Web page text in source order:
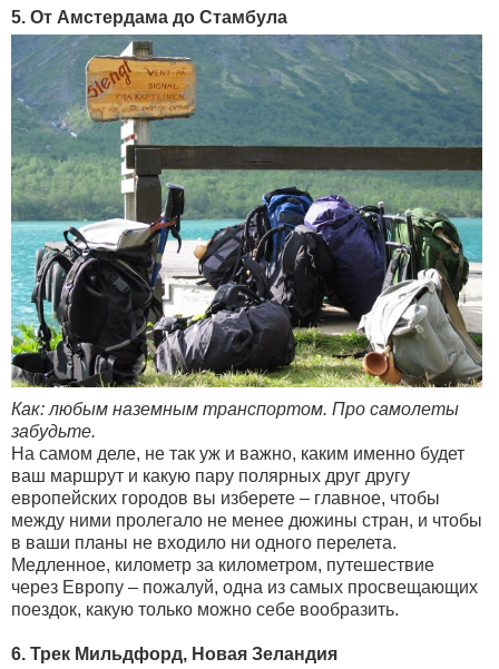
5. От Амстердама до Стамбула
Как: любым наземным транспортом. Про самолеты
забудьте.
На самом деле, не так уж и важно, каким именно будет
ваш маршрут и какую пару полярных друг другу
европейских городов вы изберете – главное, чтобы
между ними пролегало не менее дюжины стран, и чтобы
в ваши планы не входило ни одного перелета.
Медленное, километр за километром, путешествие
через Европу – пожалуй, одна из самых просвещающих
поездок, какую только можно себе вообразить.
6. Трек Мильдфорд, Новая Зеландия